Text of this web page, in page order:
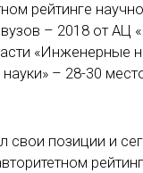
рейтинге
– 2018 от АЦ
«Инженерные
– 28-30
свои позиции и